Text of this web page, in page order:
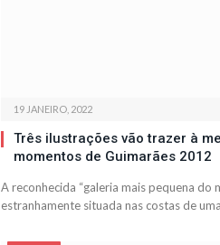
19 JANEIRO, 2022
Três ilustrações vão trazer à
momentos de Guimarães 2012
A reconhecida “galeria mais pequena do
estranhamente situada nas costas de